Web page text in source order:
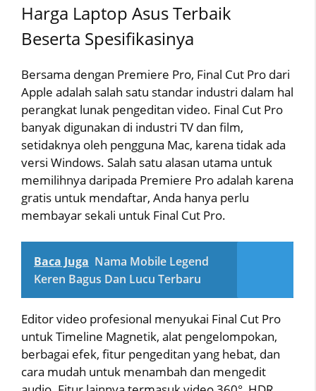
Harga Laptop Asus Terbaik
Beserta Spesifikasinya
Bersama dengan Premiere Pro, Final Cut Pro dari
Apple adalah salah satu standar industri dalam hal
perangkat lunak pengeditan video. Final Cut Pro
banyak digunakan di industri TV dan film,
setidaknya oleh pengguna Mac, karena tidak ada
versi Windows. Salah satu alasan utama untuk
memilihnya daripada Premiere Pro adalah karena
gratis untuk mendaftar, Anda hanya perlu
membayar sekali untuk Final Cut Pro.
Baca Juga Nama Mobile Legend
Keren Bagus Dan Lucu Terbaru
Editor video profesional menyukai Final Cut Pro
untuk Timeline Magnetik, alat pengelompokan,
berbagai efek, fitur pengeditan yang hebat, dan
cara mudah untuk menambah dan mengedit